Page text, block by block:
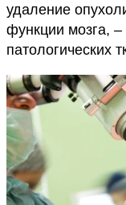
удаление
функции мозга,
патологических